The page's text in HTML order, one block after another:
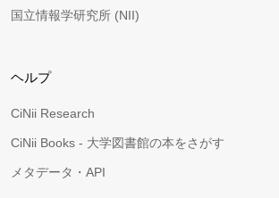
国立情報学研究所 (NII)
ヘルプ
CiNii Research
CiNii Books - 大学図書館の本をさがす
メタデータ・API